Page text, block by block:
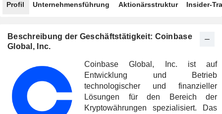
Profil Unternehmensführung Aktionärsstruktur Insider-
Beschreibung der Geschäftstätigkeit: Coinbase
Global, Inc.
Coinbase Global, Inc. ist auf
Entwicklung und Betrieb
technologischer und finanzieller
Lösungen für den Bereich der
Kryptowährungen spezialisiert. Das